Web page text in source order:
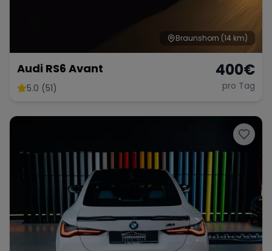
Braunshorn (14 km)
Audi RS6 Avant
5.0 (51)
400€
pro Tag